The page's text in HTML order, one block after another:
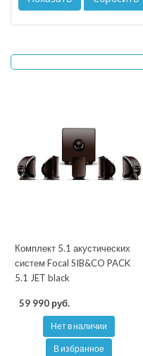
Комплект 5.1 акустических
систем Focal SIB&CO PACK
5.1 JET black
59 990 руб.
Нет в наличии
В избранное